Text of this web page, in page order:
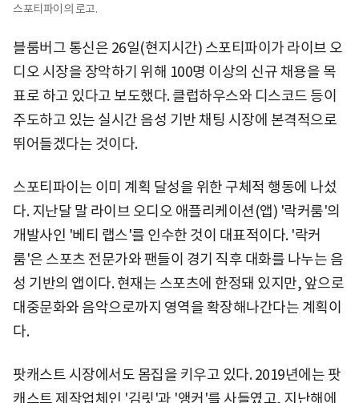
스포티파이의 로고.
블룸버그 통신은 26일(현지시간) 스포티파이가 라이브 오
디오 시장을 장악하기 위해 100명 이상의 신규 채용을 목
표로 하고 있다고 보도했다. 클럽하우스와 디스코드 등이
주도하고 있는 실시간 음성 기반 채팅 시장에 본격적으로
뛰어들겠다는 것이다.
스포티파이는 이미 계획 달성을 위한 구체적 행동에 나섰
다. 지난달 말 라이브 오디오 애플리케이션(앱) '락커룸'의
개발사인 '베티 랩스'를 인수한 것이 대표적이다. '락커
룸'은 스포츠 전문가와 팬들이 경기 직후 대화를 나누는 음
성 기반의 앱이다. 현재는 스포츠에 한정돼 있지만, 앞으로
대중문화와 음악으로까지 영역을 확장해나간다는 계획이
다.
팟캐스트 시장에서도 몸집을 키우고 있다. 2019년에는 팟
캐스트 제작업체인 '김릿'과 '앵커'를 사들였고, 지난해에